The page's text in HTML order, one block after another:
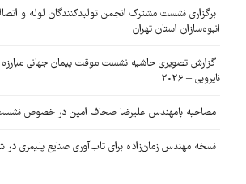
برگزاری نشست مشترک انجمن تولیدکنندگان لوله و
انبوه‌سازان استان تهران
گزارش تصویری حاشیه نشست موقت پیمان جهانی مبارزه
نایروبی – 2026
مصاحبه بامهندس علیرضا صحاف امین در خصوص نشست
نسخه مهندس زمان‌زاده برای تاب‌آوری صنایع پلیمری در